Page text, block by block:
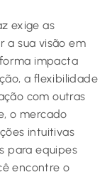
exige as
a sua visão em
impacta
a flexibilidade
com outras
o mercado
intuitivas
para equipes
encontre o